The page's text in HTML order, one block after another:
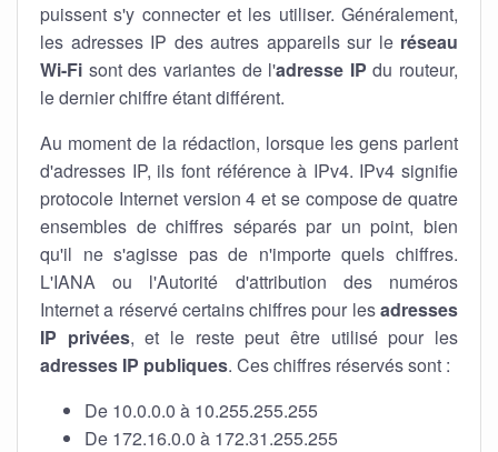
puissent s'y connecter et les utiliser. Généralement,
les adresses IP des autres appareils sur le réseau
Wi-Fi sont des variantes de l'adresse IP du routeur,
le dernier chiffre étant différent.
Au moment de la rédaction, lorsque les gens parlent
d'adresses IP, ils font référence à IPv4. IPv4 signifie
protocole Internet version 4 et se compose de quatre
ensembles de chiffres séparés par un point, bien
qu'il ne s'agisse pas de n'importe quels chiffres.
L'IANA ou l'Autorité d'attribution des numéros
Internet a réservé certains chiffres pour lesadresses
IP privées, et le reste peut être utilisé pour les
adresses IP publiques. Ces chiffres réservés sont :
De 10.0.0.0 à 10.255.255.255
De 172.16.0.0 à 172.31.255.255